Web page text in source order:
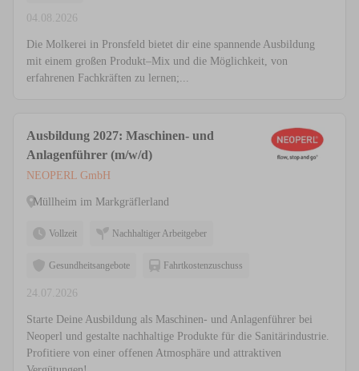
04.08.2026
Die Molkerei in Pronsfeld bietet dir eine spannende Ausbildung
mit einem großen Produkt–Mix und die Möglichkeit, von
erfahrenen Fachkräften zu lernen;...
Ausbildung 2027: Maschinen- und
Anlagenführer (m/w/d)
NEOPERL GmbH
Müllheim im Markgräflerland
Vollzeit Nachhaltiger Arbeitgeber
Gesundheitsangebote Fahrtkostenzuschuss
24.07.2026
Starte Deine Ausbildung als Maschinen- und Anlagenführer bei
Neoperl und gestalte nachhaltige Produkte für die Sanitärindustrie.
Profitiere von einer offenen Atmosphäre und attraktiven